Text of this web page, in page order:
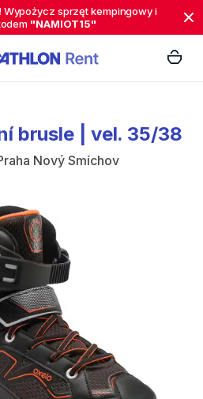
Wypożycz sprzęt kempingowy i
"NAMIOT15"
brusle vel. 35​​​​​​​​​​​​/​​​​​​​​​​​​38
Nový Smíchov